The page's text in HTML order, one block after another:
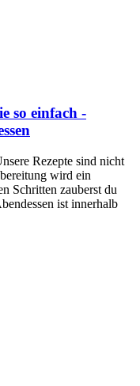
so einfach -
Rezepte sind nicht
wird ein
Schritten zauberst du
ist innerhalb